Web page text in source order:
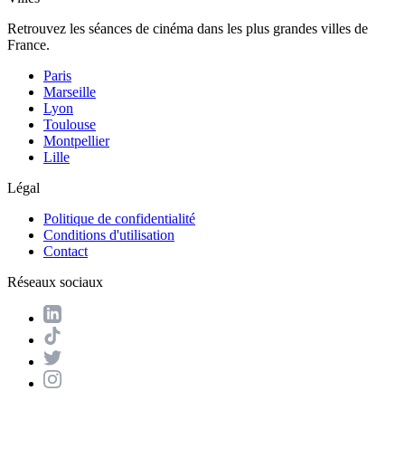
Retrouvez les séances de cinéma dans les plus grandes villes de
France.
Paris
Marseille
Lyon
Toulouse
Montpellier
Lille
Légal
Politique de confidentialité
Conditions d'utilisation
Contact
Réseaux sociaux